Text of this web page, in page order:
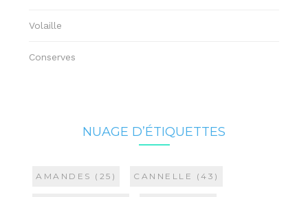
Volaille
Conserves
NUAGE D’ÉTIQUETTES
AMANDES (25) CANNELLE (43)